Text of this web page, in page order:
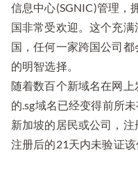
绍
信息中心(SGNIC)管理，
国非常受欢迎。这个充
国，任何一家跨国公司
的明智选择。
随着数百个新域名在网
的.sg域名已经变得前所
新加坡的居民或公司，
注册后的21天内未验证该